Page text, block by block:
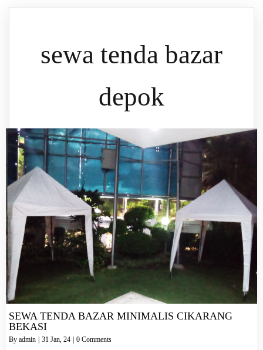
sewa tenda bazar
depok
SEWA TENDA BAZAR MINIMALIS CIKARANG
BEKASI
By admin 31 Jan, 24 0 Comments